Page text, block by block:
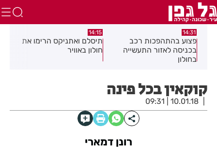
14:31
פצוע בהתהפכות רכב
בכניסה לאזור התעשייה
בחולון
14:15
תיסלם ואתניקס הרימו את
חולון באוויר
קוקאין בכל פינה
10.01.18 | 09:31
רונן דמארי